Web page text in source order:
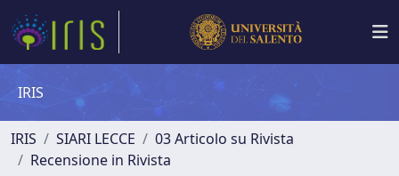
IRIS
IRIS SIARI LECCE
03 Articolo su Rivista
Recensione in Rivista